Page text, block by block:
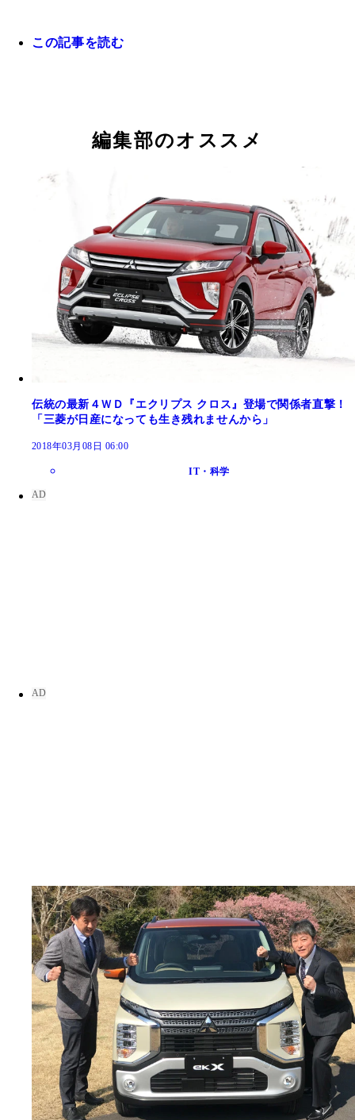
この記事を読む
編集部のオススメ
伝統の最新４ＷＤ『エクリプス クロス』登場で関係者直撃！
「三菱が日産になっても生き残れませんから」
2018年03月08日 06:00
IT・科学